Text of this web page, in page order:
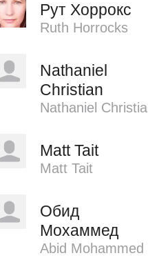
Рут Хоррокс
Ruth Horrocks
Nathaniel
Christian
Nathaniel
Matt Tait
Matt Tait
Обид
Мохаммед
Abid Mohammed